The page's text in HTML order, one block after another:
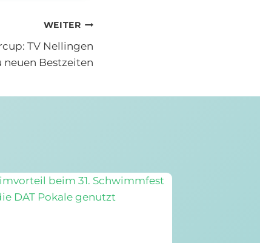
WEITER
TV Nellingen
Bestzeiten